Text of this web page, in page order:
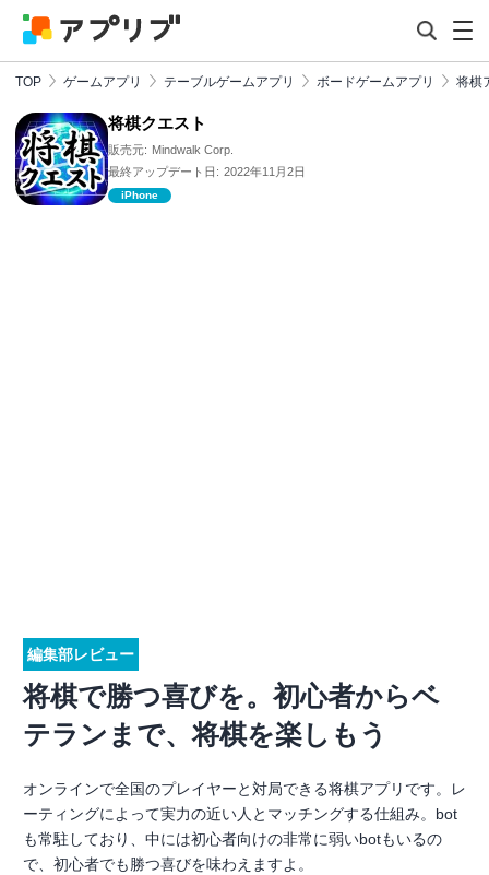
TOP ゲームアプリ テーブルゲームアプリ ボードゲームアプリ 将棋
将棋クエスト
販売元: Mindwalk Corp.
最終アップデート日: 2022年11月2日
iPhone
編集部レビュー
将棋で勝つ喜びを。初心者からベ
テランまで、将棋を楽しもう
オンラインで全国のプレイヤーと対局できる将棋アプリです。レ
ーティングによって実力の近い人とマッチングする仕組み。bot
も常駐しており、中には初心者向けの非常に弱いbotもいるの
で、初心者でも勝つ喜びを味わえますよ。